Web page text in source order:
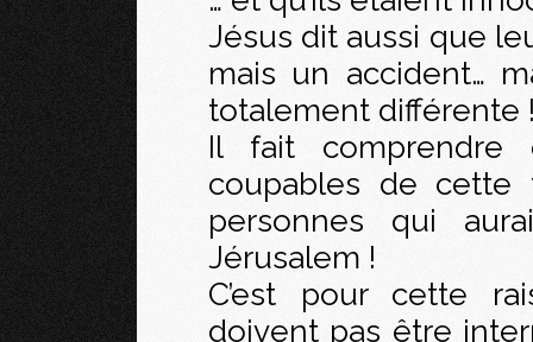
Jésus dit aussi que
mais un accident…
totalement différente
Il fait comprendre
coupables de cette
personnes qui
Jérusalem !
C’est pour cette
doivent pas être